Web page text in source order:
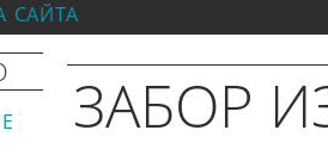
САЙТА
ЗАБОР